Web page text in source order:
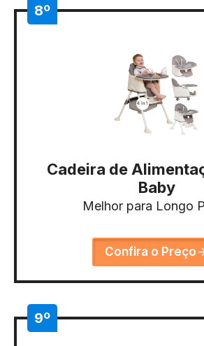
8º
Cadeira de
Baby
Melhor para Longo
Confira o Preço
9º